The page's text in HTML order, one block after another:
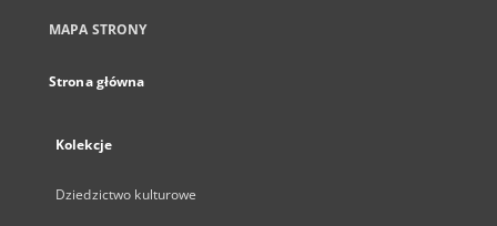
MAPA STRONY
Strona główna
Kolekcje
Dziedzictwo kulturowe